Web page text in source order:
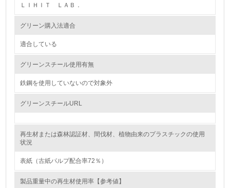
レベル2
環境取り組み体制と成果を定期的に検証して次の活動に活
ＬＩＨＩＴ ＬＡＢ．
グリーン購入法適合
適合している
グリーンスチール使用有無
鉄鋼を使用していないので対象外
グリーンスチールURL
再生材または森林認証材、間伐材、植物由来のプラスチックの使用
状況
表紙（古紙パルプ配合率72％）
製品重量中の再生材使用率【参考値】